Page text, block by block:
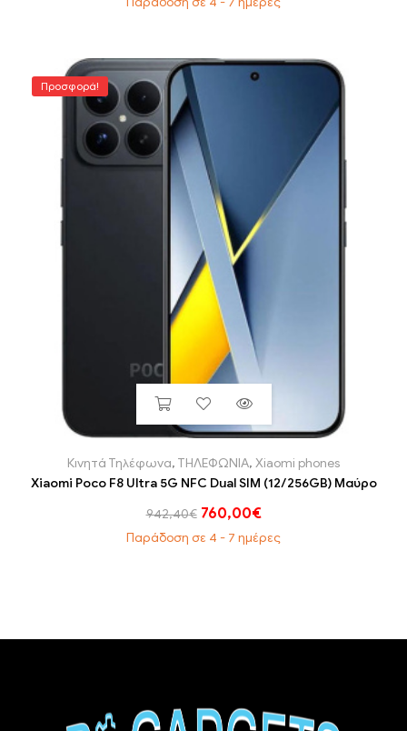
Προσφορά!
Κινητά Τηλέφωνα, ΤΗΛΕΦΩΝΙΑ, Xiaomi phones
Xiaomi Poco F8 Ultra 5G NFC Dual SIM (12/256GB) Μαύρο
942,40€ 760,00€
Παράδοση σε 4 - 7 ημέρες